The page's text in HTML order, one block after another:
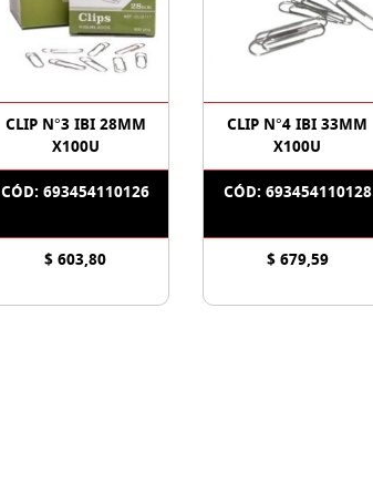
CLIP N°3 IBI 28MM
X100U
CÓD: 693454110126
$ 603,80
CLIP N°4 IBI 33MM
X100U
CÓD: 693454110128
$ 679,59